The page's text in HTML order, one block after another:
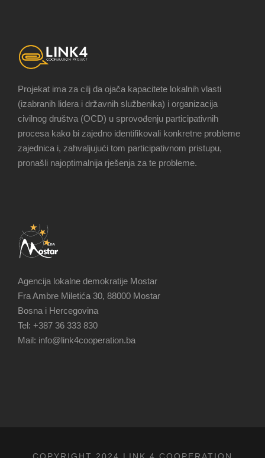
Projekat ima za cilj da ojača kapacitete lokalnih vlasti
(izabranih lidera i državnih službenika) i organizacija
civilnog društva (OCD) u sprovođenju participativnih
procesa kako bi zajedno identifikovali konkretne probleme
zajednica i, zahvaljujući tom participativnom pristupu,
pronašli najoptimalnija rješenja za te probleme.
Agencija lokalne demokratije Mostar
Fra Ambre Miletića 30, 88000 Mostar
Bosna i Hercegovina
Tel: +387 36 333 830
Mail: info@link4cooperation.ba